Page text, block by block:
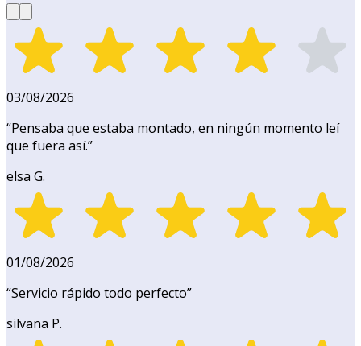
03/08/2026
“Pensaba que estaba montado, en ningún momento leí
que fuera así.”
elsa G.
01/08/2026
“Servicio rápido todo perfecto”
silvana P.